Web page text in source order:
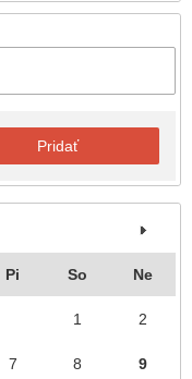
Pridať
Pi So Ne
1 2
7 8 9